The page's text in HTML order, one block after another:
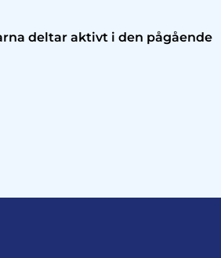
deltar aktivt i den pågå­ende